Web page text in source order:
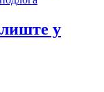
у